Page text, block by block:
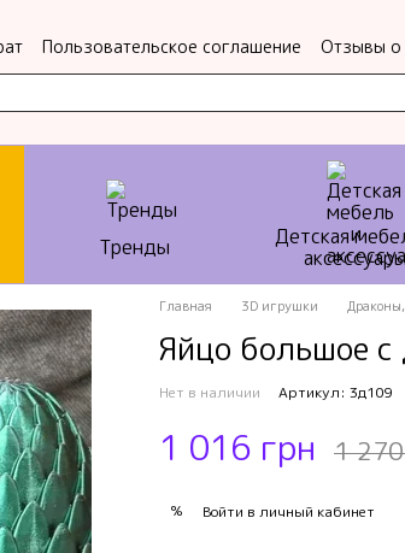
Пользовательское соглашение
Отзывы о
Тренды
Детская
Главная 3D игрушки
Яйцо большое с
Нет в наличии Артикул: 3д109
1 016 грн 1
% Войти в личный кабинет